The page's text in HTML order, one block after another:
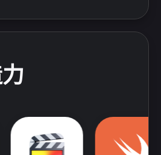
Sketch
Photoshop